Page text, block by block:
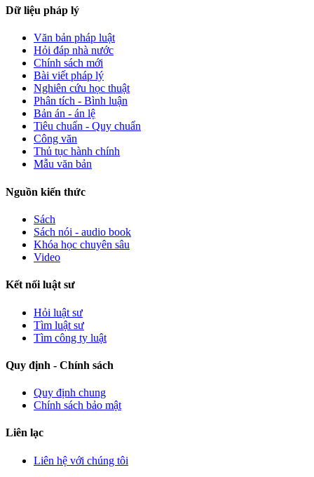
Dữ liệu pháp lý
Văn bản pháp luật
Hỏi đáp nhà nước
Chính sách mới
Bài viết pháp lý
Nghiên cứu học thuật
Phân tích - Bình luận
Bản án - án lệ
Tiêu chuẩn - Quy chuẩn
Công văn
Thủ tục hành chính
Mẫu văn bản
Nguồn kiến thức
Sách
Sách nói - audio book
Khóa học chuyên sâu
Video
Kết nối luật sư
Hỏi luật sư
Tìm luật sư
Tìm công ty luật
Quy định - Chính sách
Quy định chung
Chính sách bảo mật
Liên lạc
Liên hệ với chúng tôi